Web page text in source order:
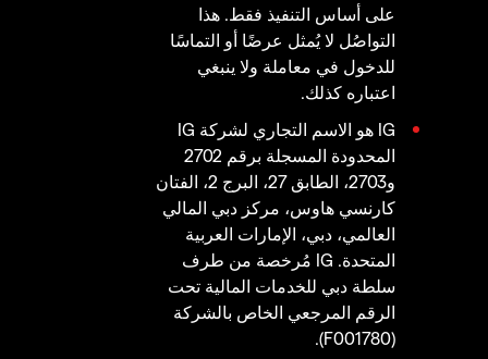
على أساس التنفيذ فقط. هذا
التواصُل لا يُمثل عرضًا أو التماسًا
للدخول في معاملة ولا ينبغي
اعتباره كذلك.
IG هو الاسم التجاري لشركة IG
المحدودة المسجلة برقم 2702
و2703، الطابق 27، البرج 2، الفتان
كارنسي هاوس، مركز دبي المالي
العالمي، دبي، الإمارات العربية
المتحدة. IG مُرخصة من طرف
سلطة دبي للخدمات المالية تحت
الرقم المرجعي الخاص بالشركة
(F001780).